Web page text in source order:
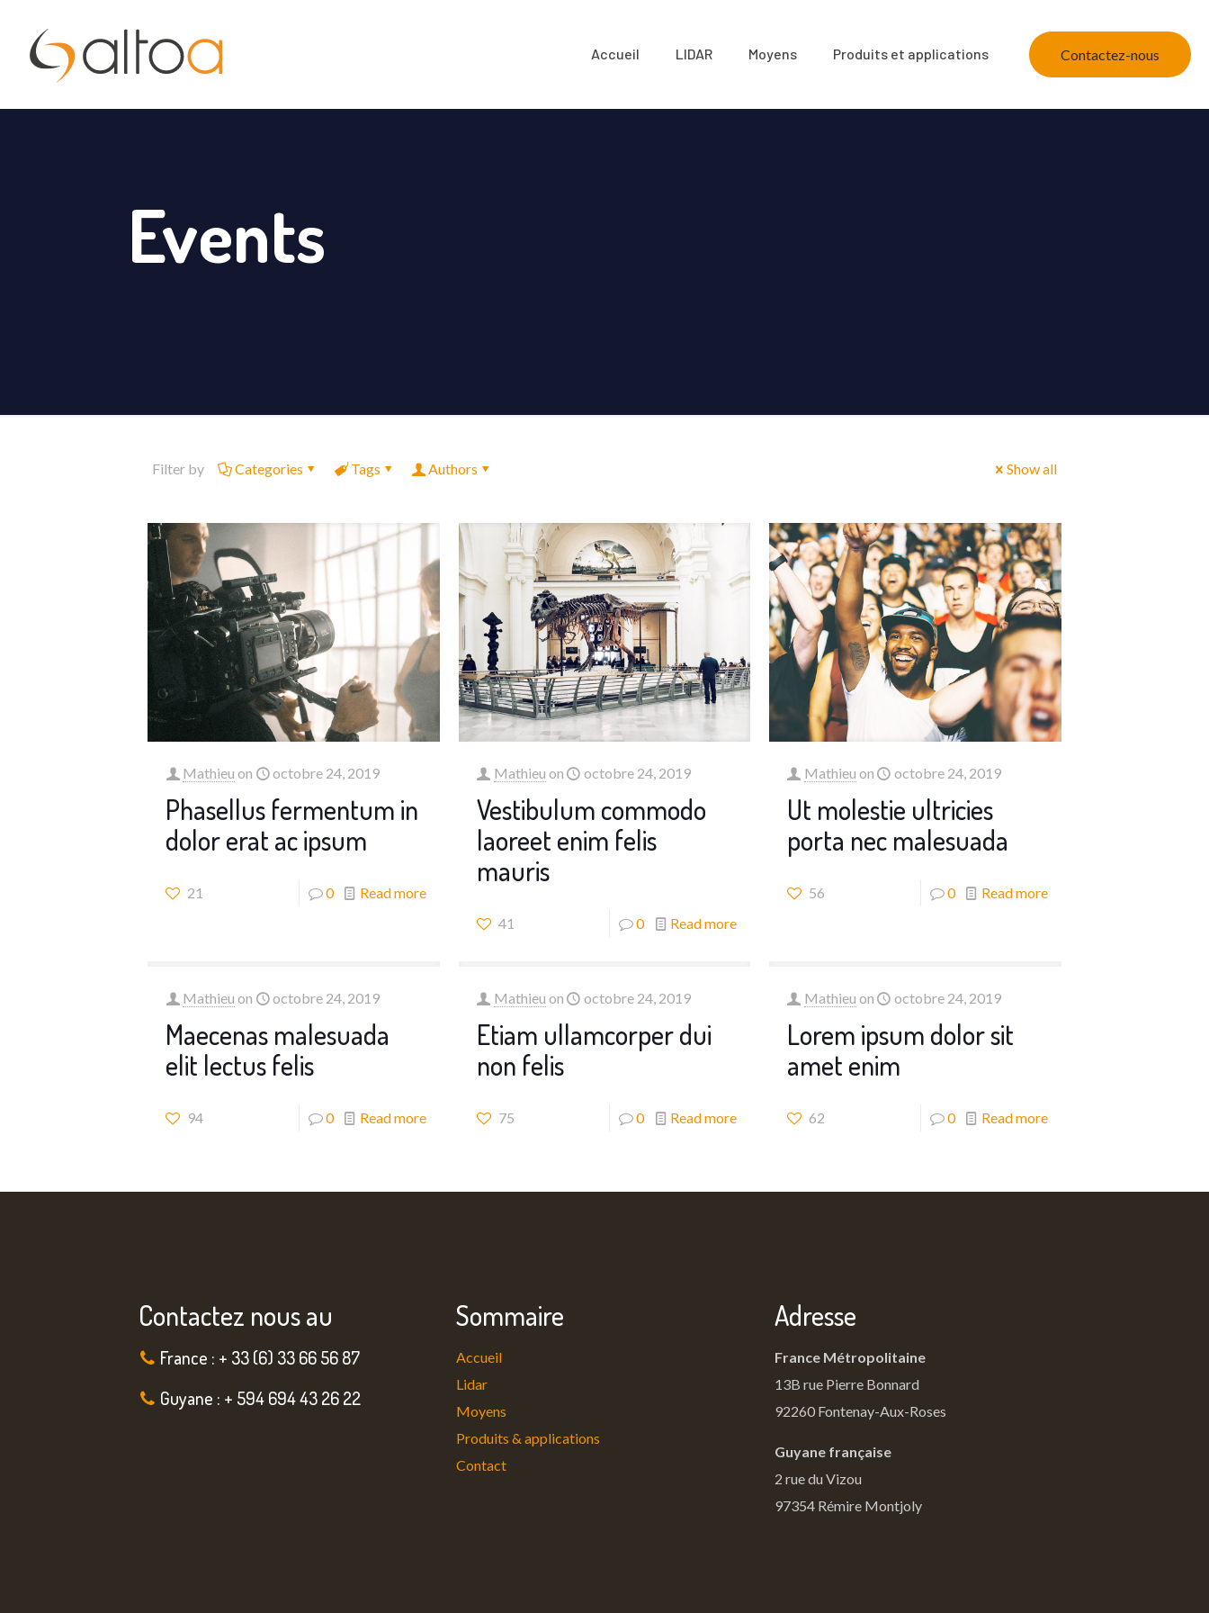
Accueil LIDAR Moyens Produits et applications Contactez-nous
Events
Filter by Categories Tags Authors Show all
Mathieu on octobre 24, 2019
Phasellus fermentum in
dolor erat ac ipsum
21 0 Read more
Mathieu on octobre 24, 2019
Vestibulum commodo
laoreet enim felis
mauris
41 0 Read more
Mathieu on octobre 24, 2019
Ut molestie ultricies
porta nec malesuada
56 0 Read more
Mathieu on octobre 24, 2019
Maecenas malesuada
elit lectus felis
94 0 Read more
Mathieu on octobre 24, 2019
Etiam ullamcorper dui
non felis
75 0 Read more
Mathieu on octobre 24, 2019
Lorem ipsum dolor sit
amet enim
62 0 Read more
Contactez nous au
France : + 33 (6) 33 66 56 87
Guyane : + 594 694 43 26 22
Sommaire
Accueil
Lidar
Moyens
Produits & applications
Contact
Adresse
France Métropolitaine
13B rue Pierre Bonnard
92260 Fontenay-Aux-Roses
Guyane française
2 rue du Vizou
97354 Rémire Montjoly